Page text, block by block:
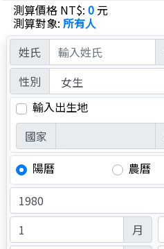
測算價格 NT$: 0 元
測算對象: 所有人
姓氏
性別
輸入出生地
國家
陽曆
農曆
月